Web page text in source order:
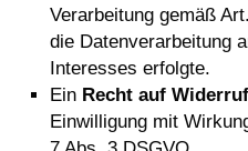
Verarbeitung gemäß
die Datenverarbeitung
Interesses erfolgte.
Ein Recht auf Widerruf
Einwilligung mit